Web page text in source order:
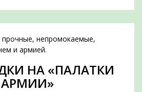
прочные, непромокаемые,
и армией.
НА «ПАЛАТКИ
АРМИИ»